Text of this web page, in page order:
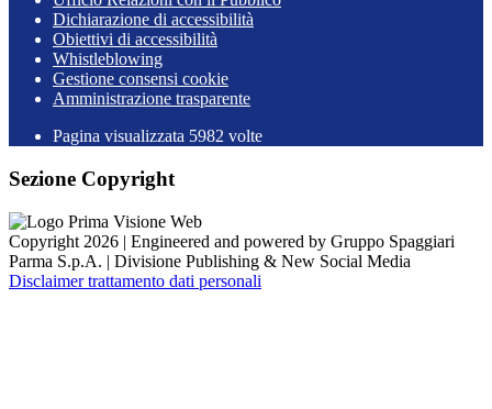
Dichiarazione di accessibilità
Obiettivi di accessibilità
Whistleblowing
Gestione consensi cookie
Amministrazione trasparente
Pagina visualizzata 5982 volte
Sezione Copyright
Copyright 2026 | Engineered and powered by Gruppo Spaggiari
Parma S.p.A. | Divisione Publishing & New Social Media
Disclaimer trattamento dati personali